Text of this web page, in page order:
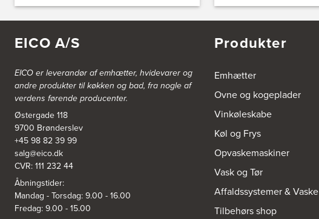
Nordhavnsvej 2
Vegavej 11
8700 Horsens
Tel.:75647733
http://www.el-salg.dk
A/S Kærsgaard
Hjørringvej 42
9400 Nørresundby
Tel.:98172377
AUBO Køkken & Bad Østerbro
EICO A/S
EICO er leverandør af emhætter, hvidevarer og
andre produkter til køkken og bad, fra nogle af
verdens førende producenter.
Østergade 118
9700 Brønderslev
+45 98 82 39 99
salg@eico.dk
CVR: 111 232 44
Åbningstider:
Mandag - Torsdag: 9.00 - 16.00
Fredag: 9.00 - 15.00
Produkter
Emhætter
Ovne og kogeplader
Vinkøleskabe
Køl og Frys
Opvaskemaskiner
Vask og Tør
Affaldssystemer & Vaske
Tilbehørs shop